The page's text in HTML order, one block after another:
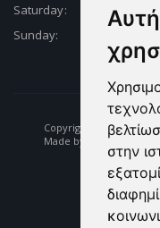
στην
Saturday:
Sunday:
Copyright © 2026
Made by: e-biz.gr